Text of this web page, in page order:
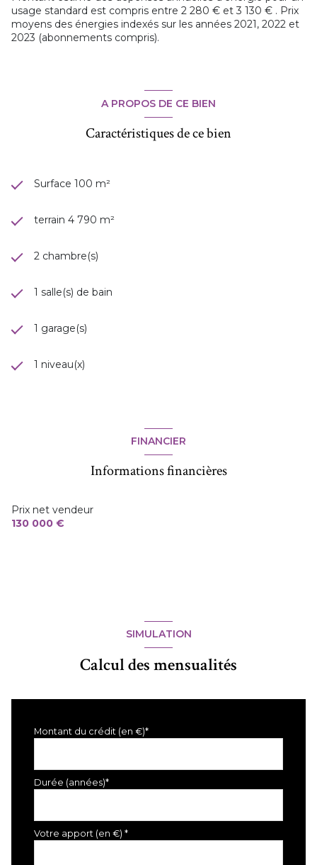
usage standard est compris entre 2 280 € et 3 130 € . Prix
moyens des énergies indexés sur les années 2021, 2022 et
2023 (abonnements compris).
A PROPOS DE CE BIEN
Caractéristiques de ce bien
Surface 100 m²
terrain 4 790 m²
2 chambre(s)
1 salle(s) de bain
1 garage(s)
1 niveau(x)
FINANCIER
Informations financières
Prix net vendeur
130 000 €
SIMULATION
Calcul des mensualités
Montant du crédit (en €)*
Durée (années)*
Votre apport (en €) *